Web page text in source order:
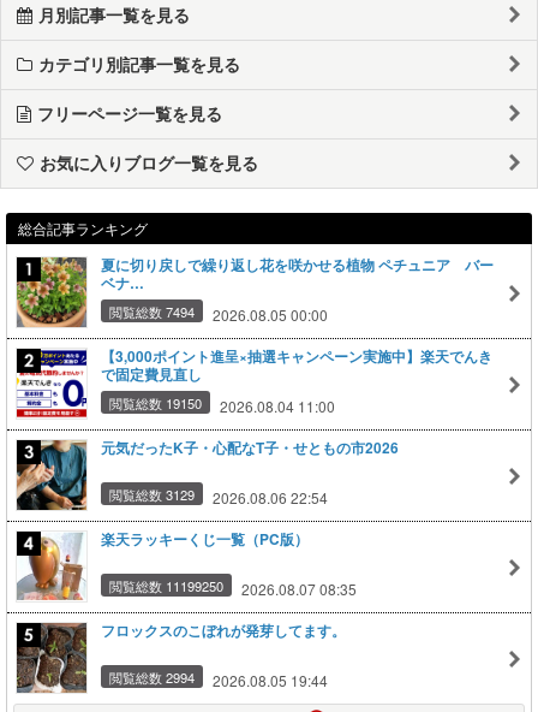
月別記事一覧を見る
カテゴリ別記事一覧を見る
フリーページ一覧を見る
お気に入りブログ一覧を見る
総合記事ランキング
夏に切り戻しで繰り返し花を咲かせる植物 ペチュニア バー
ベナ…
閲覧総数 7494 2026.08.05 00:00
【3,000ポイント進呈×抽選キャンペーン実施中】楽天でんき
で固定費見直し
閲覧総数 19150 2026.08.04 11:00
元気だったK子・心配なT子・せともの市2026
閲覧総数 3129 2026.08.06 22:54
楽天ラッキーくじ一覧（PC版）
閲覧総数 11199250 2026.08.07 08:35
フロックスのこぼれが発芽してます。
閲覧総数 2994 2026.08.05 19:44